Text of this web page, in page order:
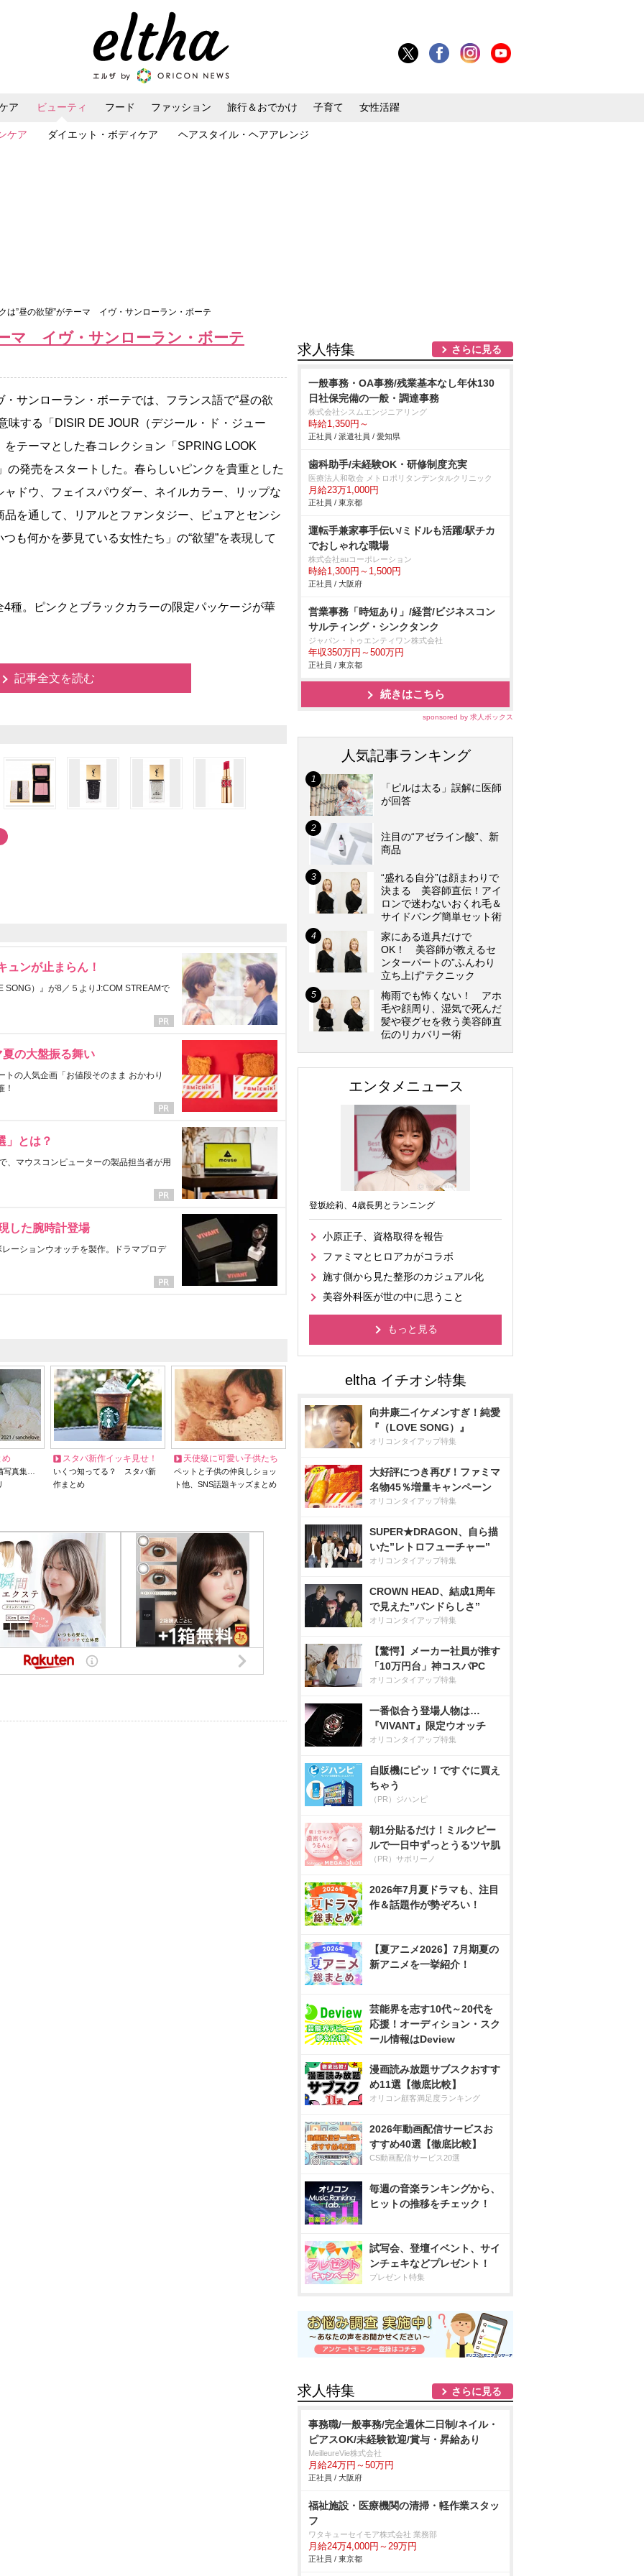
ア ビューティ
ケア ダイエット・ボディケア ヘアスタイル・ヘアアレンジ
フード ファッション 旅行＆おでかけ 子育て 女性活躍
は”昼の欲望”がテーマ イヴ・サンローラン・ボーテ
マ イヴ・サンローラン・ボーテ
サンローラン・ボーテでは、フランス語で“昼の欲
味する「DISIR DE JOUR（デジール・ド・ジュー
をテーマとした春コレクション「SPRING LOOK
の発売をスタートした。春らしいピンクを貴重とした
ャドウ、フェイスパウダー、ネイルカラー、リップな
品を通して、リアルとファンタジー、ピュアとセンシ
も何かを夢見ている女性たち」の“欲望”を表現して
。ピンクとブラックカラーの限定パッケージが華
記事全文を読む
ュンが止まらん！
SONG）』が8／５よりJ:COM STREAMで
の大盤振る舞い
の人気企画「お値段そのまま おかわり
！
」とは？
、マウスコンピューターの製品担当者が用
した腕時計登場
ーションウオッチを製作。ドラマプロデ
め
写真集…
スタバ新作イッキ見せ！
いくつ知ってる？ スタバ新
作まとめ
天使級に可愛い子供たち
ペットと子供の仲良しショッ
ト他、SNS話題キッズまとめ
求人特集 さらに見る
一般事務・OA事務/残業基本なし年休130
日社保完備の一般・調達事務
株式会社シスムエンジニアリング
時給1,350円～
正社員 / 派遣社員 / 愛知県
歯科助手/未経験OK・研修制度充実
医療法人和敬会 メトロポリタンデンタルクリニック
月給23万1,000円
正社員 / 東京都
運転手兼家事手伝い/ミドルも活躍/駅チカ
でおしゃれな職場
株式会社auコーポレーション
時給1,300円～1,500円
正社員 / 大阪府
営業事務「時短あり」/経営/ビジネスコン
サルティング・シンクタンク
ジャパン・トゥエンティワン株式会社
年収350万円～500万円
正社員 / 東京都
続きはこちら
sponsored by 求人ボックス
人気記事ランキング
「ピルは太る」誤解に医師
が回答
注目の“アゼライン酸”、新
商品
“盛れる自分”は顔まわりで
決まる 美容師直伝！アイ
ロンで迷わないおくれ毛＆
サイドバング簡単セット術
家にある道具だけで
OK！ 美容師が教えるセ
ンターパートの”ふんわり
立ち上げ”テクニック
梅雨でも怖くない！ アホ
毛や顔周り、湿気で死んだ
髪や寝グセを救う美容師直
伝のリカバリー術
エンタメニュース
登坂絵莉、4歳長男とランニング
小原正子、資格取得を報告
ファミマとヒロアカがコラボ
施す側から見た整形のカジュアル化
美容外科医が世の中に思うこと
もっと見る
向井康二イケメンすぎ！純愛
『（LOVE SONG）』
オリコンタイアップ特集
大好評につき再び！ファミマ
名物45％増量キャンペーン
オリコンタイアップ特集
SUPER★DRAGON、自ら描
いた”レトロフューチャー”
オリコンタイアップ特集
CROWN HEAD、結成1周年
で見えた”バンドらしさ”
オリコンタイアップ特集
【驚愕】メーカー社員が推す
「10万円台」神コスパPC
オリコンタイアップ特集
一番似合う登場人物は…
『VIVANT』限定ウオッチ
オリコンタイアップ特集
自販機にピッ！ですぐに買え
ちゃう
（PR）ジハンピ
朝1分貼るだけ！ミルクピー
ルで一日中ずっとうるツヤ肌
（PR）サボリーノ
2026年7月夏ドラマも、注目
作＆話題作が勢ぞろい！
【夏アニメ2026】7月期夏の
新アニメを一挙紹介！
芸能界を志す10代～20代を
応援！オーディション・スク
ール情報はDeview
漫画読み放題サブスクおすす
め11選【徹底比較】
オリコン顧客満足度ランキング
2026年動画配信サービスお
すすめ40選【徹底比較】
CS動画配信サービス20選
毎週の音楽ランキングから、
ヒットの推移をチェック！
試写会、登壇イベント、サイ
ンチェキなどプレゼント！
プレゼント特集
求人特集 さらに見る
事務職/一般事務/完全週休二日制/ネイル・
ピアスOK/未経験歓迎/賞与・昇給あり
MeilleureVie株式会社
月給24万円～50万円
正社員 / 大阪府
福祉施設・医療機関の清掃・軽作業スタッ
フ
ワタキューセイモア株式会社 業務部
月給24万4,000円～29万円
正社員 / 東京都